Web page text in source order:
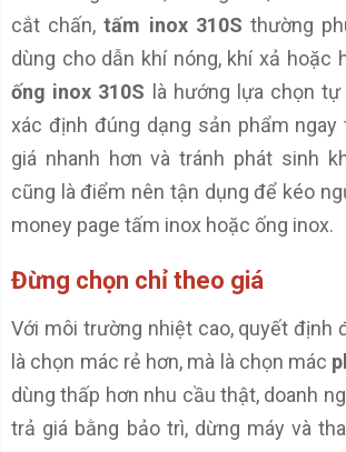
cắt chấn,tấm inox 310S thường
dùng cho dẫn khí nóng, khí xả hoặc
ống inox 310S là hướng lựa chọn
xác định đúng dạng sản phẩm
giá nhanh hơn và tránh phát sinh
cũng là điểm nên tận dụng để kéo
money page tấm inox hoặc ống inox.
Đừng chọn chỉ theo giá
Với môi trường nhiệt cao, quyết định
là chọn mác rẻ hơn, mà là chọn mác
dùng thấp hơn nhu cầu thật, doanh
trả giá bằng bảo trì, dừng máy và